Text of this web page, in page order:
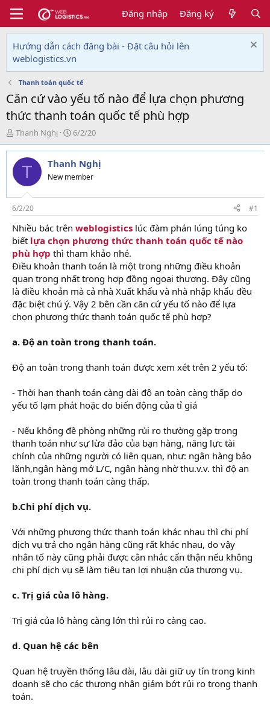
Đăng nhập Đăng ký
Hướng dẫn cách đăng bài - Đặt câu hỏi lên
weblogistics.vn
Thanh toán quốc tế
Căn cứ vào yếu tố nào để lựa chọn phương
thức thanh toán quốc tế phù hợp
T
h
r
e
d
s
t
a
r
t
e
r
Thanh Nghị
N
g
à
y
g
i
6/2/20
T Thanh Nghị
New member
6/2/20 #1
Nhiều bác trên weblogistics lúc đàm phán lúng túng ko
biết lựa chọn phương thức thanh toán quốc tế nào
phù hợp thì tham khảo nhé.
Điều khoản thanh toán là một trong những điều khoản
quan trọng nhất trong hợp đồng ngoại thương. Đây cũng
là điều khoản mà cả nhà Xuất khẩu và nhà nhập khẩu đều
đặc biệt chú ý. Vậy 2 bên cần căn cứ yếu tố nào để lựa
chọn phương thức thanh toán quốc tế phù hợp?
a. Độ an toàn trong thanh toán.
Độ an toàn trong thanh toán được xem xét trên 2 yếu tố:
- Thời hạn thanh toán càng dài độ an toàn càng thấp do
yếu tố lạm phát hoặc do biến động của tỉ giá
- Nếu không đề phòng những rủi ro thường gặp trong
thanh toán như sự lừa đảo của bạn hàng, năng lực tài
chính của những người có liên quan, như: ngân hàng bảo
lãnh,ngân hàng mở L/C, ngân hàng nhờ thu.v.v. thì độ an
toàn trong thanh toán càng thấp.
b.Chi phí dịch vụ.
Với những phương thức thanh toán khác nhau thì chi phí
dịch vụ trả cho ngân hàng cũng rất khác nhau, do vậy
nhân tố này cũng phải được cân nhắc cẩn thận nếu không
chi phí dịch vụ sẽ làm tiêu tan lợi nhuận của thương vụ.
c. Trị giá của lô hàng.
Trị giá của lô hàng càng lớn thì rủi ro càng cao.
d. Quan hệ các bên
Quan hệ truyền thống lâu dài, lâu dài giữ uy tín trong kinh
doanh sẽ cho các thương nhân giảm bớt rủi ro trong thanh
toán.